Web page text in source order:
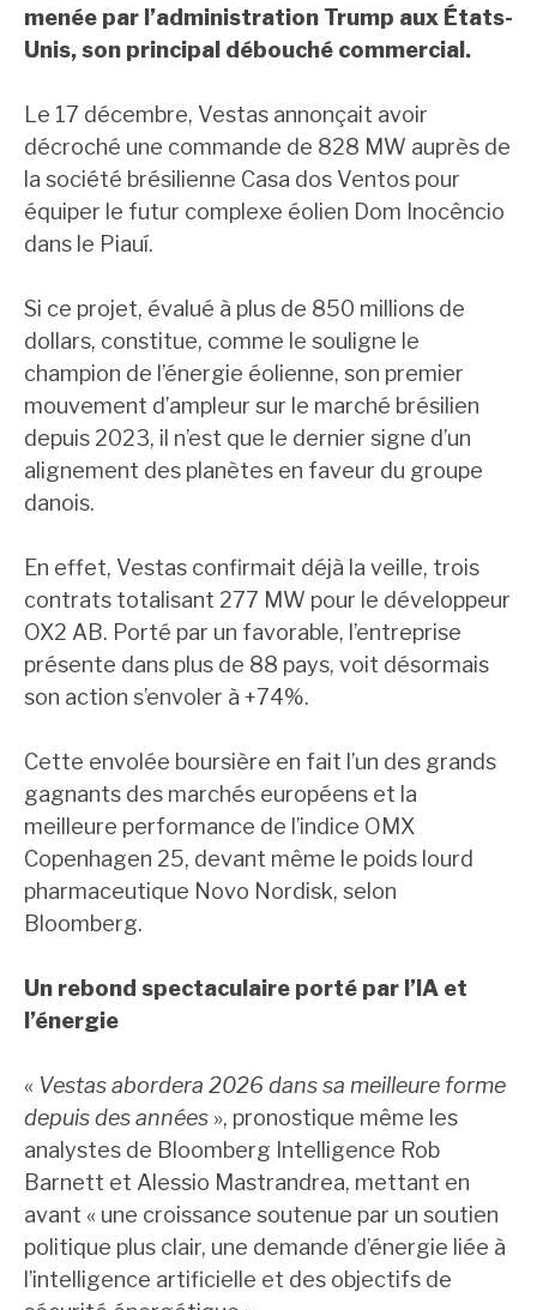
menée par l’administration Trump aux États-
Unis, son principal débouché commercial.
Le 17 décembre, Vestas annonçait avoir
décroché une commande de 828 MW auprès de
la société brésilienne Casa dos Ventos pour
équiper le futur complexe éolien Dom Inocêncio
dans le Piauí.
Si ce projet, évalué à plus de 850 millions de
dollars, constitue, comme le souligne le
champion de l’énergie éolienne, son premier
mouvement d’ampleur sur le marché brésilien
depuis 2023, il n’est que le dernier signe d’un
alignement des planètes en faveur du groupe
danois.
En effet, Vestas confirmait déjà la veille, trois
contrats totalisant 277 MW pour le développeur
OX2 AB. Porté par un favorable, l’entreprise
présente dans plus de 88 pays, voit désormais
son action s’envoler à +74%.
Cette envolée boursière en fait l’un des grands
gagnants des marchés européens et la
meilleure performance de l’indice OMX
Copenhagen 25, devant même le poids lourd
pharmaceutique Novo Nordisk, selon
Bloomberg.
Un rebond spectaculaire porté par l’IA et
l’énergie
« Vestas abordera 2026 dans sa meilleure forme
depuis des années », pronostique même les
analystes de Bloomberg Intelligence Rob
Barnett et Alessio Mastrandrea, mettant en
avant « une croissance soutenue par un soutien
politique plus clair, une demande d’énergie liée à
l’intelligence artificielle et des objectifs de